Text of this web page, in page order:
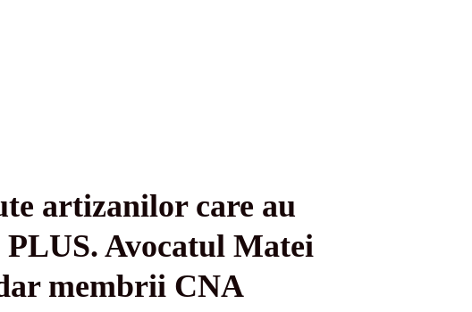
artizanilor care au
Avocatul Matei
membrii CNA